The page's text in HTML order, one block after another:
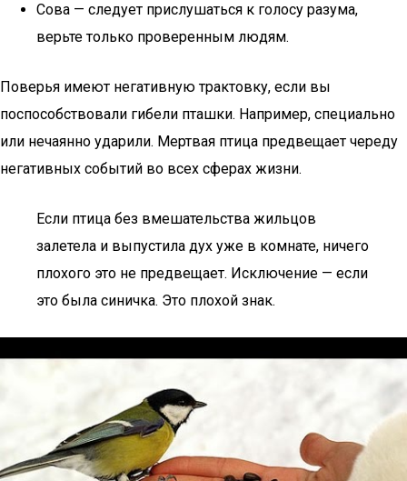
Сова — следует прислушаться к голосу разума,
верьте только проверенным людям.
Поверья имеют негативную трактовку, если вы
поспособствовали гибели пташки. Например, специально
или нечаянно ударили. Мертвая птица предвещает череду
негативных событий во всех сферах жизни.
Если птица без вмешательства жильцов
залетела и выпустила дух уже в комнате, ничего
плохого это не предвещает. Исключение — если
это была синичка. Это плохой знак.